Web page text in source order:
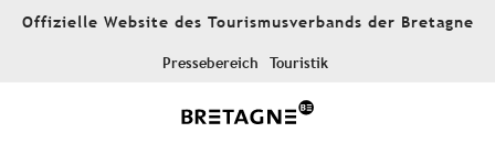
AllerOffizielle Website des Tourismusverbands der Bretagne
Pressebereich Touristik